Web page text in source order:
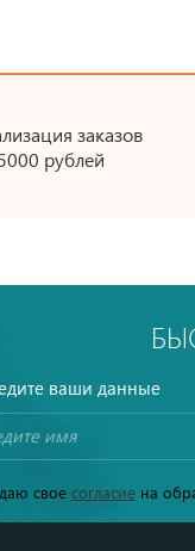
заказов
рублей
ваши данные
свое согласиена